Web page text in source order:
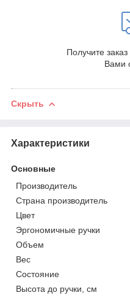
Получите
Вами
Скрыть
Характеристики
Основные
Производитель
Страна производитель
Цвет
Эргономичные ручки
Объем
Вес
Состояние
Высота до ручки, см